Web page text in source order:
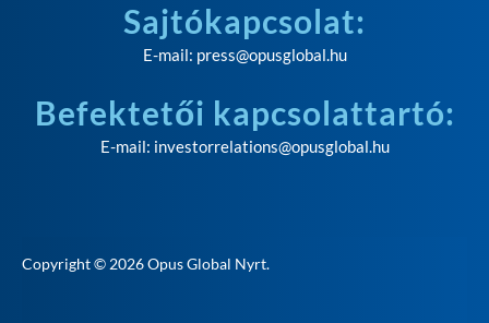
Sajtókapcsolat:
E-mail: press@opusglobal.hu
Befektetői kapcsolattartó:
E-mail: investorrelations@opusglobal.hu
Copyright © 2026Opus Global Nyrt.